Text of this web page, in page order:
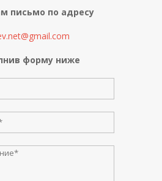
письмо по адресу
форму ниже